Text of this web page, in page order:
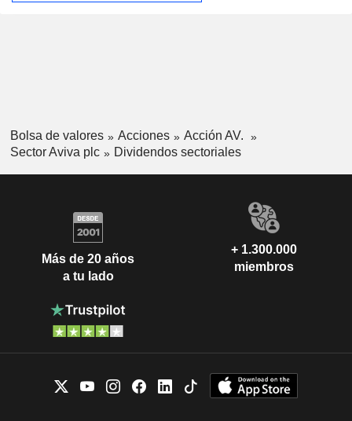
Bolsa de valores Acciones
Acción AV.
Sector Aviva plc
Dividendos sectoriales
Más de 20 años
a tu lado
+ 1.300.000
miembros